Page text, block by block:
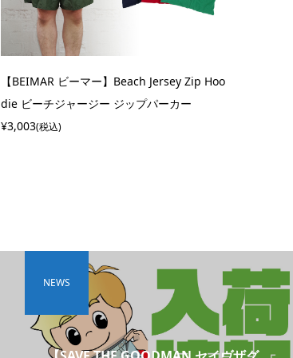
【BEIMAR ビーマー】Beach Jersey Zip Hoo
die ビーチジャージー ジップパーカー
¥3,003(税込)
NEWS